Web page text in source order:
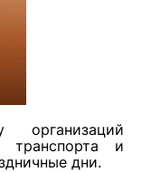
организаций
транспорта и
дни.